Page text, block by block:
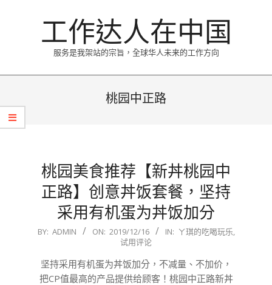
工作达人在中国
服务是我架站的宗旨，全球华人未来的工作方向
Menu
桃园中正路
桃园美食推荐【新丼桃园中
正路】创意丼饭套餐，坚持
采用有机蛋为丼饭加分
2019-
16
BY: ADMIN ON: 2019/12/16 IN: ㄚ琪的吃喝玩乐,
试用评论
坚持采用有机蛋为丼饭加分，不减量、不加价，
把CP值最高的产品提供给顾客！桃园中正路新丼